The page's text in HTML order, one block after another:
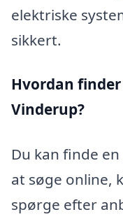
elektriske
sikkert.
Hvordan
Vinderup?
Du kan finde
at søge online,
spørge efter